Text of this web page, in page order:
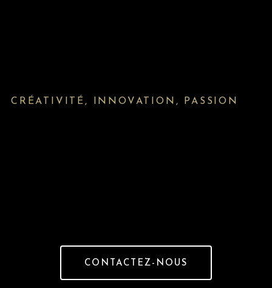
CRÉATIVITÉ, INNOVATION, PASSION
CONTACTEZ-NOUS